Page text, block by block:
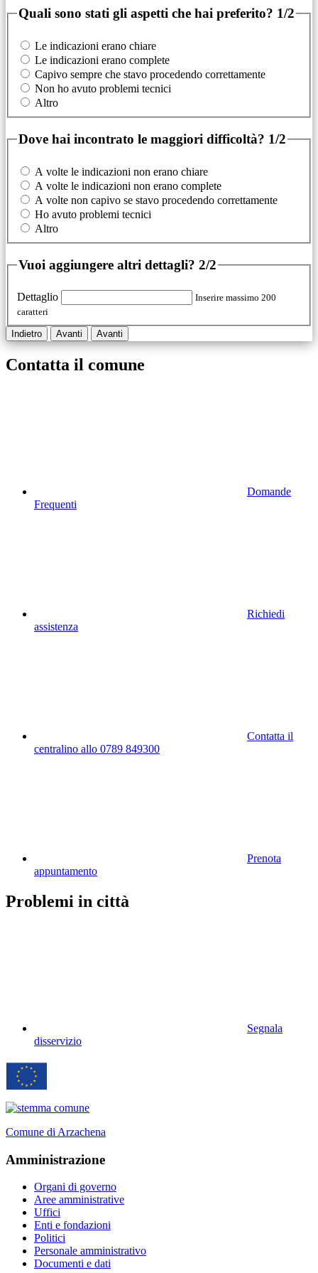
Quali sono stati gli aspetti che hai preferito? 1/2
Le indicazioni erano chiare
Le indicazioni erano complete
Capivo sempre che stavo procedendo correttamente
Non ho avuto problemi tecnici
Altro
Dove hai incontrato le maggiori difficoltà? 1/2
A volte le indicazioni non erano chiare
A volte le indicazioni non erano complete
A volte non capivo se stavo procedendo correttamente
Ho avuto problemi tecnici
Altro
Vuoi aggiungere altri dettagli? 2/2
Dettaglio
Inserire massimo 200
caratteri
Indietro Avanti Avanti
Contatta il comune
Domande
Frequenti
Richiedi
assistenza
Contatta il
centralino allo 0789 849300
Prenota
appuntamento
Problemi in città
Segnala
disservizio
Comune di Arzachena
Amministrazione
Organi di governo
Aree amministrative
Uffici
Enti e fondazioni
Politici
Personale amministrativo
Documenti e dati